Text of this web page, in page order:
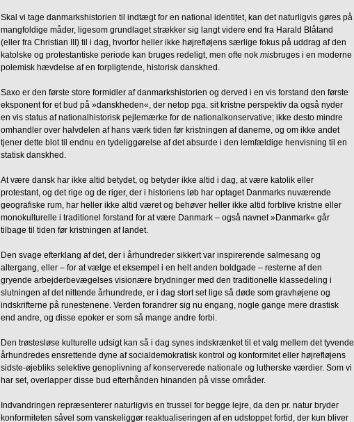
Skal vi tage danmarkshistorien til indtægt for en national identitet, kan det naturligvis gøres på
mangfoldige måder, ligesom grundlaget strækker sig langt videre end fra Harald Blåtand
(eller fra Christian III) til i dag, hvorfor heller ikke højrefløjens særlige fokus på uddrag af den
katolske og protestantiske periode kan bruges redeligt, men ofte nok misbruges i en moderne
polemisk hævdelse af en forpligtende, historisk danskhed.
Saxo er den første store formidler af danmarkshistorien og derved i en vis forstand den første
eksponent for et bud på »danskheden«, der netop pga. sit kristne perspektiv da også nyder
en vis status af nationalhistorisk pejlemærke for de nationalkonservative; ikke desto mindre
omhandler over halvdelen af hans værk tiden før kristningen af danerne, og om ikke andet
tjener dette blot til endnu en tydeliggørelse af det absurde i den lemfældige henvisning til en
statisk danskhed.
At være dansk har ikke altid betydet, og betyder ikke altid i dag, at være katolik eller
protestant, og det rige og de riger, der i historiens løb har optaget Danmarks nuværende
geografiske rum, har heller ikke altid været og behøver heller ikke altid forblive kristne eller
monokulturelle i traditionel forstand for at være Danmark – også navnet »Danmark« går
tilbage til tiden før kristningen af landet.
Den svage efterklang af det, der i århundreder sikkert var inspirerende salmesang og
altergang, eller – for at vælge et eksempel i en helt anden boldgade – resterne af den
gryende arbejderbevægelses visionære brydninger med den traditionelle klassedeling i
slutningen af det nittende århundrede, er i dag stort set lige så døde som gravhøjene og
indskrifterne på runestenene. Verden forandrer sig nu engang, nogle gange mere drastisk
end andre, og disse epoker er som så mange andre forbi.
Den trøstesløse kulturelle udsigt kan så i dag synes indskrænket til et valg mellem det tyvende
århundredes ensrettende dyne af socialdemokratisk kontrol og konformitet eller højrefløjens
sidste-øjebliks selektive genoplivning af konserverede nationale og lutherske værdier. Som vi
har set, overlapper disse bud efterhånden hinanden på visse områder.
Indvandringen repræsenterer naturligvis en trussel for begge lejre, da den pr. natur bryder
konformiteten såvel som vanskeliggør reaktualiseringen af en udstoppet fortid, der kun bliver